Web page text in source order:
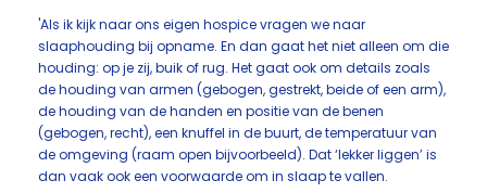
'Als ik kijk naar ons eigen hospice vragen we naar
slaaphouding bij opname. En dan gaat het niet alleen om die
houding: op je zij, buik of rug. Het gaat ook om details zoals
de houding van armen (gebogen, gestrekt, beide of een arm),
de houding van de handen en positie van de benen
(gebogen, recht), een knuffel in de buurt, de temperatuur van
de omgeving (raam open bijvoorbeeld). Dat ‘lekker liggen’ is
dan vaak ook een voorwaarde om in slaap te vallen.